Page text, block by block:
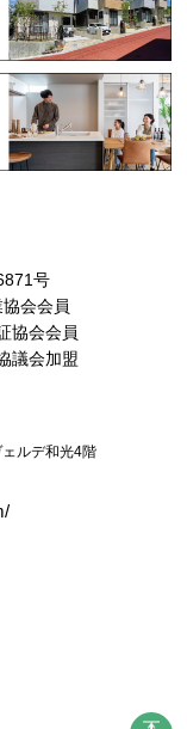
号
会会員
協会会員
議会加盟
ルデ和光4階